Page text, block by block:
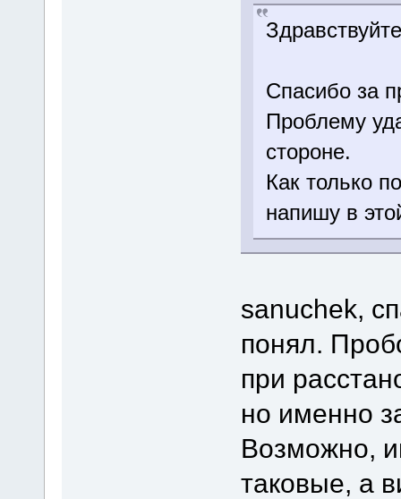
Спасибо за
Проблему
стороне.
Как только
напишу в
sanuchek,
понял.
при
но именно
Возможно,
таковые, а